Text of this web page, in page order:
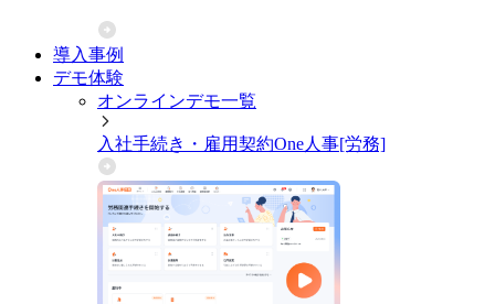
導入事例
デモ体験
オンラインデモ一覧
入社手続き・雇用契約One人事[労務]